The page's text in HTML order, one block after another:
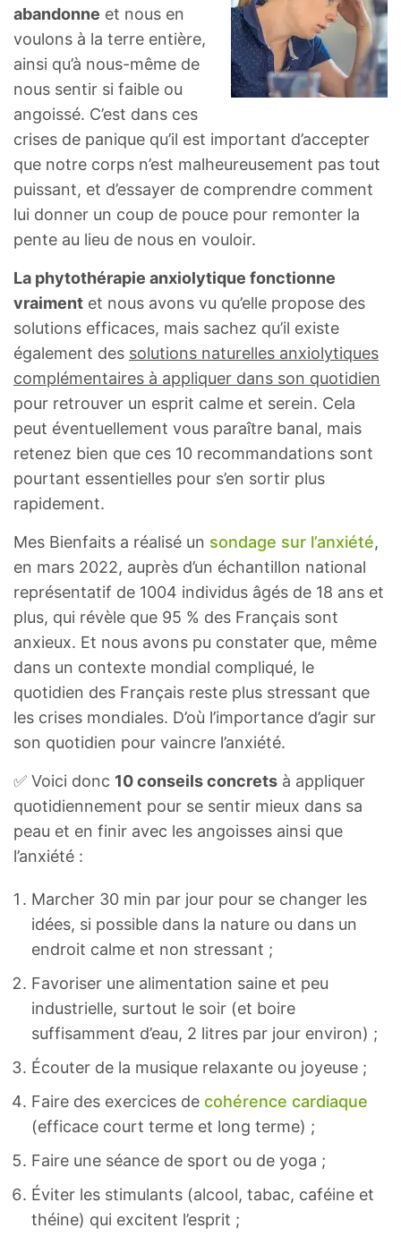
abandonne et nous en
voulons à la terre entière,
ainsi qu’à nous-même de
nous sentir si faible ou
angoissé. C’est dans ces
crises de panique qu’il est important d’accepter
que notre corps n’est malheureusement pas tout
puissant, et d’essayer de comprendre comment
lui donner un coup de pouce pour remonter la
pente au lieu de nous en vouloir.
La phytothérapie anxiolytique fonctionne
vraiment et nous avons vu qu’elle propose des
solutions efficaces, mais sachez qu’il existe
également des solutions naturelles anxiolytiques
complémentaires à appliquer dans son quotidien
pour retrouver un esprit calme et serein. Cela
peut éventuellement vous paraître banal, mais
retenez bien que ces 10 recommandations sont
pourtant essentielles pour s’en sortir plus
rapidement.
Mes Bienfaits a réalisé un sondage sur l’anxiété,
en mars 2022, auprès d’un échantillon national
représentatif de 1004 individus âgés de 18 ans et
plus, qui révèle que 95 % des Français sont
anxieux. Et nous avons pu constater que, même
dans un contexte mondial compliqué, le
quotidien des Français reste plus stressant que
les crises mondiales. D’où l’importance d’agir sur
son quotidien pour vaincre l’anxiété.
✅ Voici donc 10 conseils concrets à appliquer
quotidiennement pour se sentir mieux dans sa
peau et en finir avec les angoisses ainsi que
l’anxiété :
Marcher 30 min par jour pour se changer les
idées, si possible dans la nature ou dans un
endroit calme et non stressant ;
Favoriser une alimentation saine et peu
industrielle, surtout le soir (et boire
suffisamment d’eau, 2 litres par jour environ) ;
Écouter de la musique relaxante ou joyeuse ;
Faire des exercices de cohérence cardiaque
(efficace court terme et long terme) ;
Faire une séance de sport ou de yoga ;
Éviter les stimulants (alcool, tabac, caféine et
théine) qui excitent l’esprit ;